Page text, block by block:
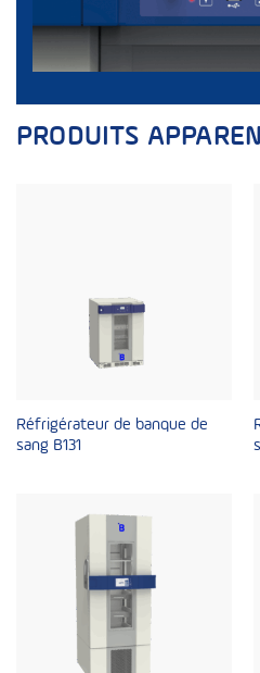
PRODUITS
Réfrigérateur de banque de
sang B131